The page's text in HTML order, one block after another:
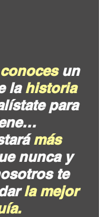
conoces un
la historia
para
más
nunca y
te
la mejor